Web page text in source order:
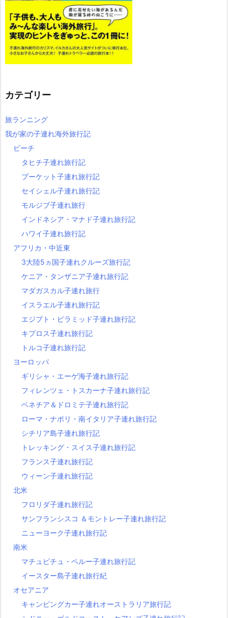
カテゴリー
旅ランニング
我が家の子連れ海外旅行記
ビーチ
タヒチ子連れ旅行記
プーケット子連れ旅行記
セイシェル子連れ旅行記
モルジブ子連れ旅行
インドネシア・マナド子連れ旅行記
ハワイ子連れ旅行記
アフリカ・中近東
3大陸5ヵ国子連れクルーズ旅行記
ケニア・タンザニア子連れ旅行記
マダガスカル子連れ旅行
イスラエル子連れ旅行記
エジプト・ピラミッド子連れ旅行記
キプロス子連れ旅行記
トルコ子連れ旅行記
ヨーロッパ
ギリシャ・エーゲ海子連れ旅行記
フィレンツェ・トスカーナ子連れ旅行記
ベネチア＆ドロミテ子連れ旅行記
ローマ・ナポリ・南イタリア子連れ旅行記
シチリア島子連れ旅行記
トレッキング・スイス子連れ旅行記
フランス子連れ旅行記
ウィーン子連れ旅行記
北米
フロリダ子連れ旅行記
サンフランシスコ ＆モントレー子連れ旅行記
ニューヨーク子連れ旅行記
南米
マチュピチュ・ペルー子連れ旅行記
イースター島子連れ旅行紀
オセアニア
キャンピングカー子連れオーストラリア旅行記